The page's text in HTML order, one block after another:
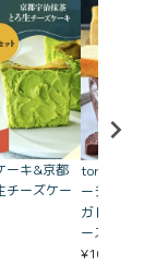
ーキ&京都
チーズケー
toroa3本セッ
ーショコラ、
ガトーショコ
ーズケーキ)
¥10,962